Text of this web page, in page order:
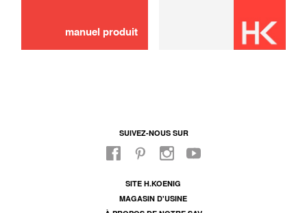
manuel produit
SUIVEZ-NOUS SUR
SITE H.KOENIG
MAGASIN D'USINE